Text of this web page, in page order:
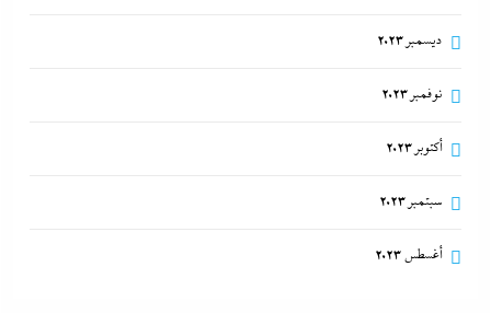
ديسمبر 2023
نوفمبر 2023
أكتوبر 2023
سبتمبر 2023
أغسطس 2023